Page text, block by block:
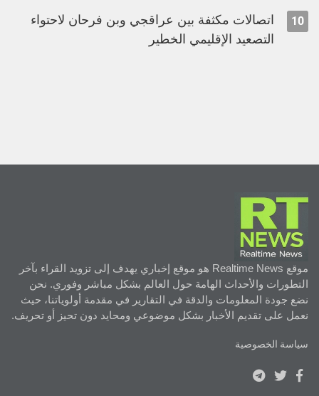
10
اتصالات مكثفة بين عراقجي وبن فرحان لاحتواء
التصعيد الإقليمي الخطير
موقع Realtime News هو موقع إخباري يهدف إلى تزويد القراء بآخر
التطورات والأحداث الهامة حول العالم بشكل مباشر وفوري. نحن
نضع جودة المعلومات والدقة في التقارير في مقدمة أولوياتنا، حيث
نعمل على تقديم الأخبار بشكل موضوعي ومحايد دون تحيز أو تحريف.
سياسة الخصوصية